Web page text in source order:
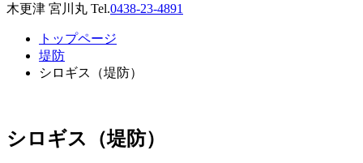
木更津 宮川丸 Tel.0438-23-4891
トップページ
堤防
シロギス（堤防）
シロギス（堤防）